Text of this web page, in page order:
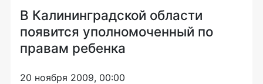
В Калининградской области
появится уполномоченный по
правам ребенка
20 ноября 2009, 00:00